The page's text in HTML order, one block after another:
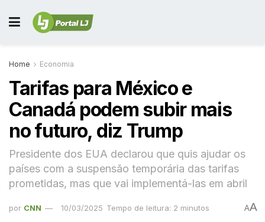
Home Economia
Tarifas para México e
Canadá podem subir mais
no futuro, diz Trump
Presidente dos EUA declarou que quis ajudar os
países com a suspensão temporária das tarifas
prometidas, mas que vai implementá-las em abril
por CNN 10/03/2025 Tempo de leitura: 2 minutos AA